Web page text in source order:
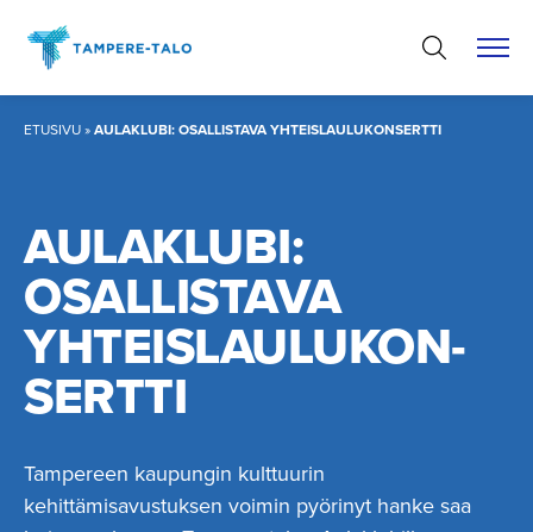
sisältöön
ETUSIVU»AULAKLUBI: OSALLISTAVA YHTEISLAULUKONSERTTI
AULAKLUBI:
OSALLISTAVA
YHTEISLAU­LU­KON­
SERTTI
Tampereen kaupungin kulttuurin
kehittämisavustuksen voimin pyörinyt hanke saa